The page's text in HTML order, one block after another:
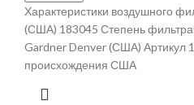
Характеристики воздушного
(США) 183045 Степень
Gardner Denver (США) Артикул
происхождения США